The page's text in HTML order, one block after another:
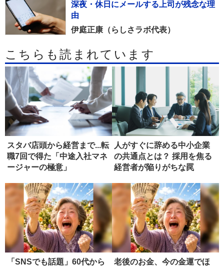
深夜・休日にメールする上司が残念な理
由
伊庭正康（らしさラボ代表）
こちらも読まれています
スタバ店頭から経営まで...転
職7回で得た「中途入社マネ
ージャーの極意」
人がすぐに辞める中小企業
の共通点とは？ 採用を焦る
経営者が陥りがちな罠
「SNSでも話題」60代から
老後のお金、今の金運でほ